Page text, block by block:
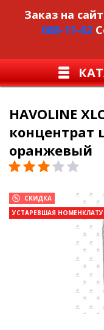
Заказ на
088-11-62
HAVOLINE
концентрат
оранжевый
СКИДКА
УСТАРЕВШАЯ